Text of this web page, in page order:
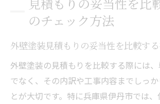
のチェック方法
外壁塗装見積もりの妥当性を比較す
外壁塗装の見積もりを比較する際には
でなく、その内訳や工事内容までしっ
とが大切です。特に兵庫県伊丹市では